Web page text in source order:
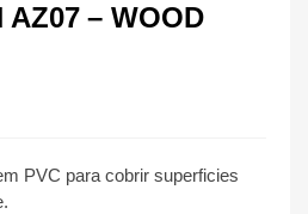
AZ07 – WOOD
PVC para cobrir superficies